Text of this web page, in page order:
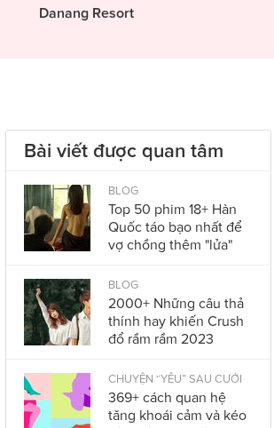
Danang Resort
Bài viết được quan tâm
BLOG
Top 50 phim 18+ Hàn
Quốc táo bạo nhất để
vợ chồng thêm "lửa"
BLOG
2000+ Những câu thả
thính hay khiến Crush
đổ rầm rầm 2023
CHUYỆN “YÊU” SAU CƯỚI
369+ cách quan hệ
tăng khoái cảm và kéo